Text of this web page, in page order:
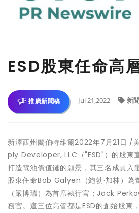
ESD股東任命高
推廣新聞稿 Jul 21,2022 新
新澤西州蘭伯特維爾2022年7月21日 /
ply Developer, LLC（"ESD"）的股東
打造電池價值鏈的願景，其三名成員入
股東任命Bob Galyen（鮑勃·加林）
（嚴博瑞）為首席執行官；Jack
務官。這三位高管都是ESD的創始股東